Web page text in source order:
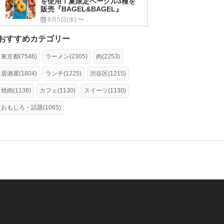
販売『BAGEL&BAGEL』
8月5日(水) 〜
すすめカテゴリー
東京都(7546) ラーメン(2305) 肉(2253)
居酒屋(1804) ランチ(1225) 渋谷区(1215)
焼肉(1138) カフェ(1130) スイーツ(1130)
おもしろ・話題(1065)